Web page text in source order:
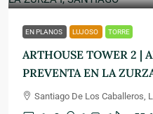
EN PLANOS LUJOSO TORRE
ARTHOUSE TOWER 2 |
PREVENTA EN LA
Santiago De Los Caballeros,